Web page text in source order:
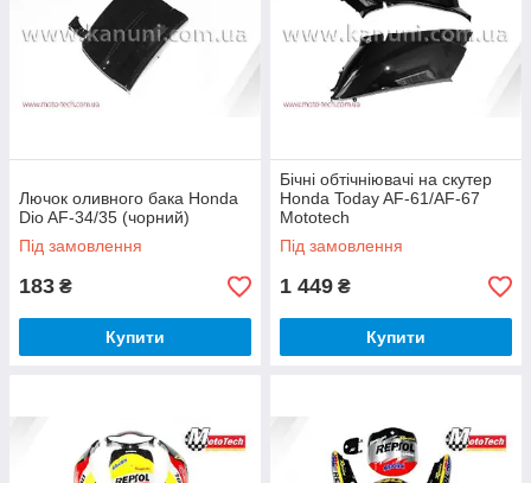
Лючок оливного бака Honda
Dio AF-34/35 (чорний)
Під замовлення
183 ₴
Купити
Бічні обтічніювачі на скутер
Honda Today AF-61/AF-67
Mototech
Під замовлення
1 449 ₴
Купити